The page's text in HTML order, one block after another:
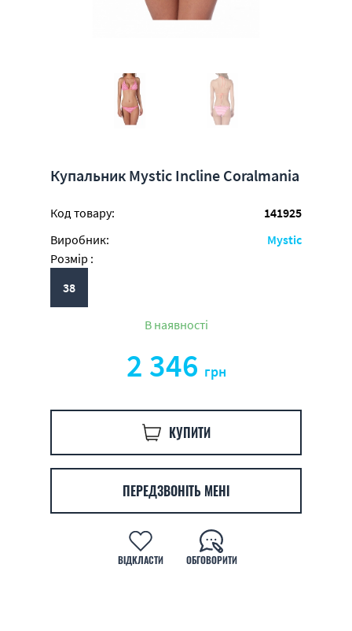
Купальник Mystic Incline Coralmania
Код товару:
141925
Виробник:
Mystic
Розмір :
38
В наявності
2 346 грн
КУПИТИ
ПЕРЕДЗВОНІТЬ МЕНІ
ВІДКЛАСТИ ОБГОВОРИТИ